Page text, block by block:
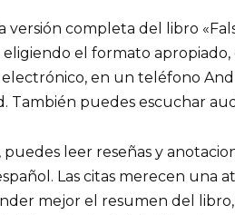
versión completa del libro
eligiendo el formato
en un teléfono
También puedes escuchar
leer reseñas y
Las citas merecen una
mejor el resumen del